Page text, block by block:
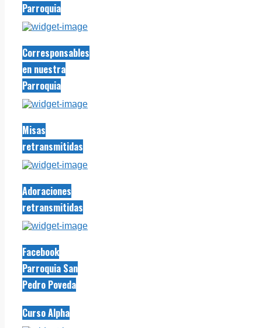
Parroquia
Corresponsables
en nuestra
Parroquia
Misas
retransmitidas
Adoraciones
retransmitidas
Facebook
Parroquia San
Pedro Poveda
Curso Alpha